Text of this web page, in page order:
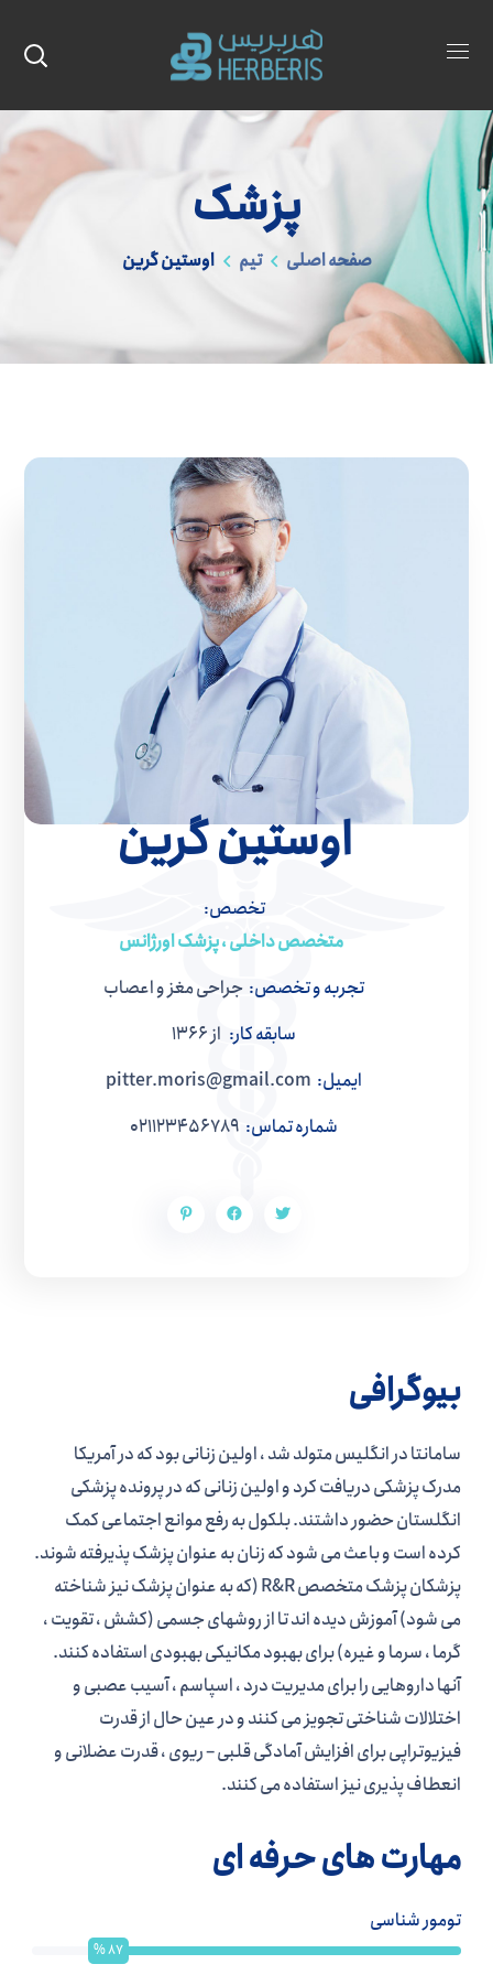
پزشک
صفحه اصلی تیم اوستین گرین
اوستین گرین
تخصص:
متخصص داخلی ، پزشک اورژانس
تجربه و تخصص: جراحی مغز و اعصاب
سابقه کار: از 1366
ایمیل: pitter.moris@gmail.com
شماره تماس: 021123456789
بیوگرافی
سامانتا در انگلیس متولد شد ، اولین زنانی بود که در آمریکا
مدرک پزشکی دریافت کرد و اولین زنانی که در پرونده پزشکی
انگلستان حضور داشتند. بلکول به رفع موانع اجتماعی کمک
کرده است و باعث می شود که زنان به عنوان پزشک پذیرفته شوند.
پزشکان پزشک متخصص R&R (که به عنوان پزشک نیز شناخته
می شود) آموزش دیده اند تا از روشهای جسمی (کشش ، تقویت ،
گرما ، سرما و غیره) برای بهبود مکانیکی بهبودی استفاده کنند.
آنها داروهایی را برای مدیریت درد ، اسپاسم ، آسیب عصبی و
اختلالات شناختی تجویز می کنند و در عین حال از قدرت
فیزیوتراپی برای افزایش آمادگی قلبی – ریوی ، قدرت عضلانی و
انعطاف پذیری نیز استفاده می کنند.
مهارت های حرفه ای
تومور شناسی
87
%